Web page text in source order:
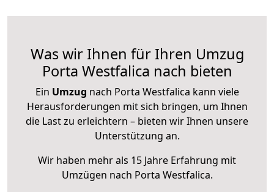
Was wir Ihnen für Ihren Umzug
Porta Westfalica nach bieten
Ein Umzug nach Porta Westfalica kann viele
Herausforderungen mit sich bringen, um Ihnen
die Last zu erleichtern – bieten wir Ihnen unsere
Unterstützung an.
Wir haben mehr als 15 Jahre Erfahrung mit
Umzügen nach Porta Westfalica.